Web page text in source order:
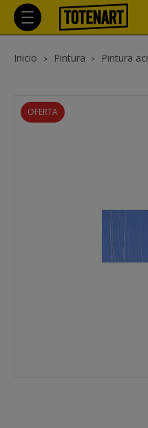
Inicio Pintura Pintura
OFERTA